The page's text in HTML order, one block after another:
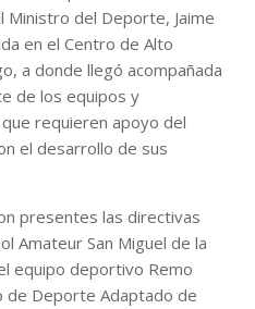
Ministro del Deporte, Jaime
en el Centro de Alto
a donde llegó acompañada
de los equipos y
requieren apoyo del
el desarrollo de sus
presentes las directivas
Amateur San Miguel de la
equipo deportivo Remo
de Deporte Adaptado de